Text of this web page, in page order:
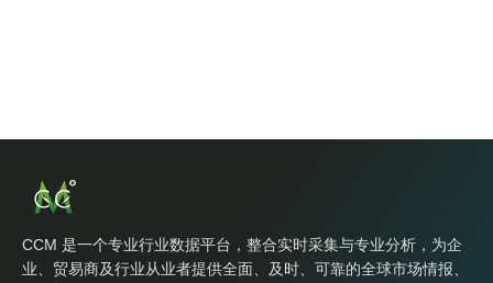
CCM 是一个专业行业数据平台，整合实时采集与专业分析，为企
业、贸易商及行业从业者提供全面、及时、可靠的全球市场情报、